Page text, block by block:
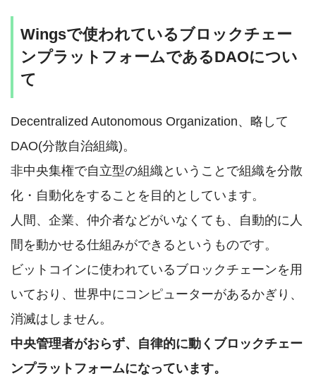
Wingsで使われているブロックチェー
ンプラットフォームであるDAOについ
て
Decentralized Autonomous Organization、略して
DAO(分散自治組織)。
非中央集権で自立型の組織ということで組織を分散
化・自動化をすることを目的としています。
人間、企業、仲介者などがいなくても、自動的に人
間を動かせる仕組みができるというものです。
ビットコインに使われているブロックチェーンを用
いており、世界中にコンピューターがあるかぎり、
消滅はしません。
中央管理者がおらず、自律的に動くブロックチェー
ンプラットフォームになっています。